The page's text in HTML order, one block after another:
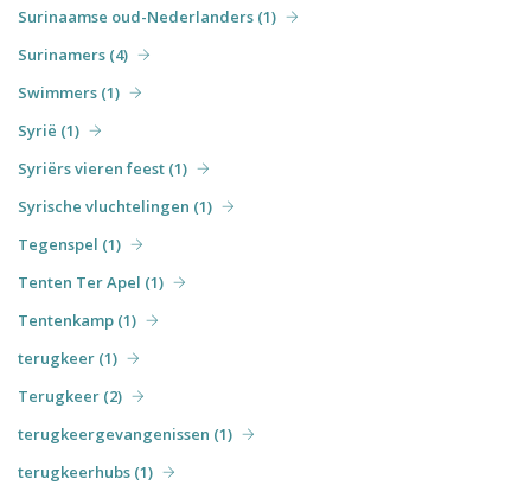
Surinaamse oud-Nederlanders (1)
Surinamers (4)
Swimmers (1)
Syrië (1)
Syriërs vieren feest (1)
Syrische vluchtelingen (1)
Tegenspel (1)
Tenten Ter Apel (1)
Tentenkamp (1)
terugkeer (1)
Terugkeer (2)
terugkeergevangenissen (1)
terugkeerhubs (1)